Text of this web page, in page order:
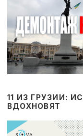
11 ИЗ ГРУЗИИ:
ВДОХНОВЯТ